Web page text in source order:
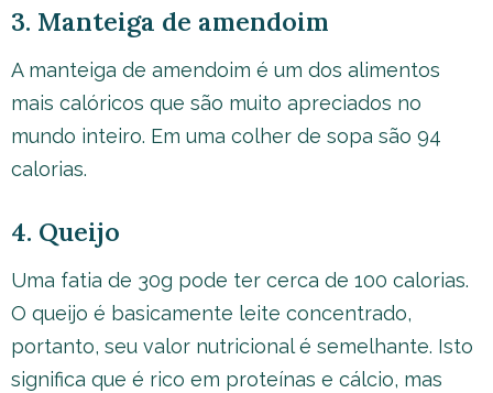
3. Manteiga de amendoim
A manteiga de amendoim é um dos alimentos
mais calóricos que são muito apreciados no
mundo inteiro. Em uma colher de sopa são 94
calorias.
4. Queijo
Uma fatia de 30g pode ter cerca de 100 calorias.
O queijo é basicamente leite concentrado,
portanto, seu valor nutricional é semelhante. Isto
significa que é rico em proteínas e cálcio, mas